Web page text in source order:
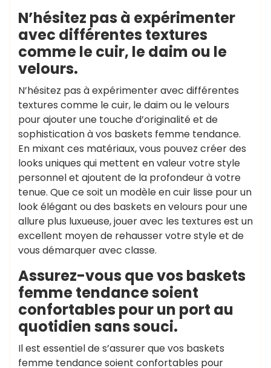
N’hésitez pas à expérimenter
avec différentes textures
comme le cuir, le daim ou le
velours.
N’hésitez pas à expérimenter avec différentes
textures comme le cuir, le daim ou le velours
pour ajouter une touche d’originalité et de
sophistication à vos baskets femme tendance.
En mixant ces matériaux, vous pouvez créer des
looks uniques qui mettent en valeur votre style
personnel et ajoutent de la profondeur à votre
tenue. Que ce soit un modèle en cuir lisse pour un
look élégant ou des baskets en velours pour une
allure plus luxueuse, jouer avec les textures est un
excellent moyen de rehausser votre style et de
vous démarquer avec classe.
Assurez-vous que vos baskets
femme tendance soient
confortables pour un port au
quotidien sans souci.
Il est essentiel de s’assurer que vos baskets
femme tendance soient confortables pour